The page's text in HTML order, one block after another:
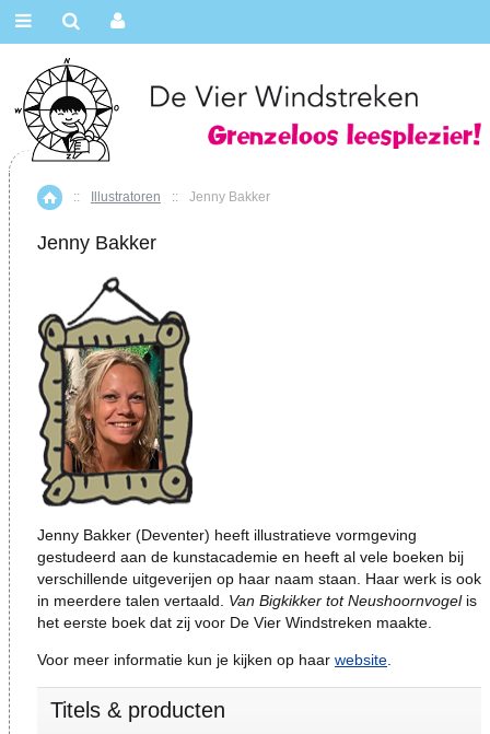
Home
:: Illustratoren :: Jenny Bakker
Jenny Bakker
Jenny Bakker (Deventer) heeft illustratieve vormgeving
gestudeerd aan de kunstacademie en heeft al vele boeken bij
verschillende uitgeverijen op haar naam staan. Haar werk is ook
in meerdere talen vertaald. Van Bigkikker tot Neushoornvogelis
het eerste boek dat zij voor De Vier Windstreken maakte.
Voor meer informatie kun je kijken op haar website.
Titels & producten